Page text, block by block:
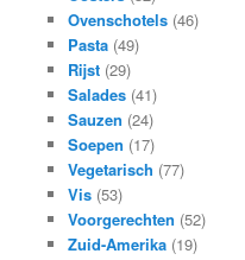
Ovenschotels(46)
Pasta(49)
Rijst(29)
Salades(41)
Sauzen (24)
Soepen (17)
Vegetarisch (77)
Vis(53)
Voorgerechten (52)
Zuid-Amerika(19)